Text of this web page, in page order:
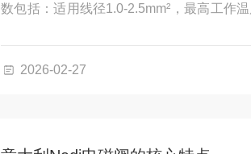
数包括：适用线径1.0-2.5mm²，最高工作
2026-02-27